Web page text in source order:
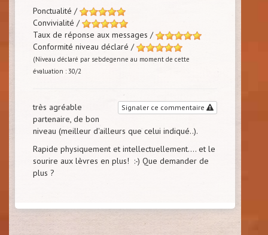
Ponctualité /
Convivialité /
Taux de réponse aux messages /
Conformité niveau déclaré /
(Niveau déclaré par sebdegenne au moment de cette
évaluation : 30/2
Signaler ce commentaire
très agréable
partenaire, de bon
niveau (meilleur d'ailleurs que celui indiqué..).
Rapide physiquement et intellectuellement.... et le
sourire aux lèvres en plus! :-) Que demander de
plus ?